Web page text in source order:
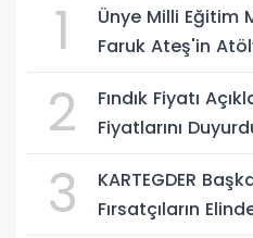
1
Ünye Milli Eğitim
Faruk Ateş'in
2
Fındık Fiyatı
Fiyatlarını
3
KARTEGDER
Fırsatçıların